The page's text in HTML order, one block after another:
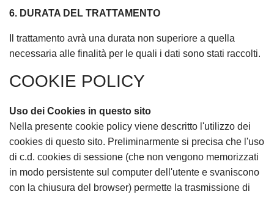
6. DURATA DEL TRATTAMENTO
Il trattamento avrà una durata non superiore a quella
necessaria alle finalità per le quali i dati sono stati raccolti.
COOKIE POLICY
Uso dei Cookies in questo sito
Nella presente cookie policy viene descritto l'utilizzo dei
cookies di questo sito. Preliminarmente si precisa che l'uso
di c.d. cookies di sessione (che non vengono memorizzati
in modo persistente sul computer dell'utente e svaniscono
con la chiusura del browser) permette la trasmissione di